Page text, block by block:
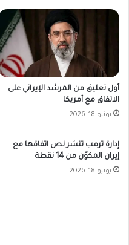
أول تعليق من المرشد الإيراني على
الاتفاق مع أمريكا
يونيو 18, 2026
إدارة ترمب تنشر نص اتفاقها مع
إيران المكوّن من 14 نقطة
يونيو 18, 2026